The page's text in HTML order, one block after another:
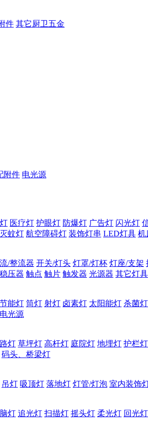
件 其它厨卫五金
附件 电光源
医疗灯 护眼灯 防爆灯 广告灯 闪光灯
灭蚊灯 航空障碍灯 装饰灯串 LED灯具 机
/整流器 开关/灯头 灯罩/灯杯 灯座/支架
稳压器 触点 触片 触发器 光源器 其它灯
节能灯 筒灯 射灯 卤素灯 太阳能灯 杀菌灯
光源
灯 草坪灯 高杆灯 庭院灯 地埋灯 护栏灯
码头、桥梁灯
吊灯 吸顶灯 落地灯 灯管/灯泡 室内装饰
灯 追光灯 扫描灯 摇头灯 柔光灯 回光灯